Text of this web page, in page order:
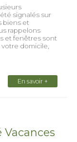
signalés sur
biens et
rappelons
et fenêtres sont
domicile,
En savoir +